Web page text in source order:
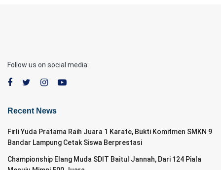
Follow us on social media:
Recent News
Firli Yuda Pratama Raih Juara 1 Karate, Bukti Komitmen SMKN 9
Bandar Lampung Cetak Siswa Berprestasi
Championship Elang Muda SDIT Baitul Jannah, Dari 124 Piala